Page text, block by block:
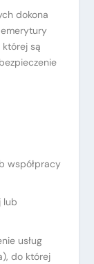
dokona
emerytury
której są
współpracy
lub
usług
do której